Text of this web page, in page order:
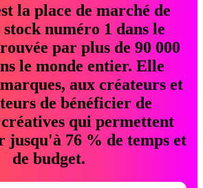
la place de marché de
stock numéro 1 dans le
par plus de 90 000
le monde entier. Elle
aux créateurs et
de bénéficier de
créatives qui permettent
jusqu'à 76 % de temps et
de budget.